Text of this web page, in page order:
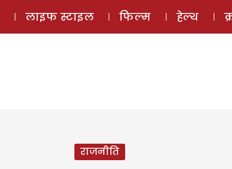
ई-मैगज़ीन
लाइफ स्टाइल फिल्म हेल्थ
राजनीति